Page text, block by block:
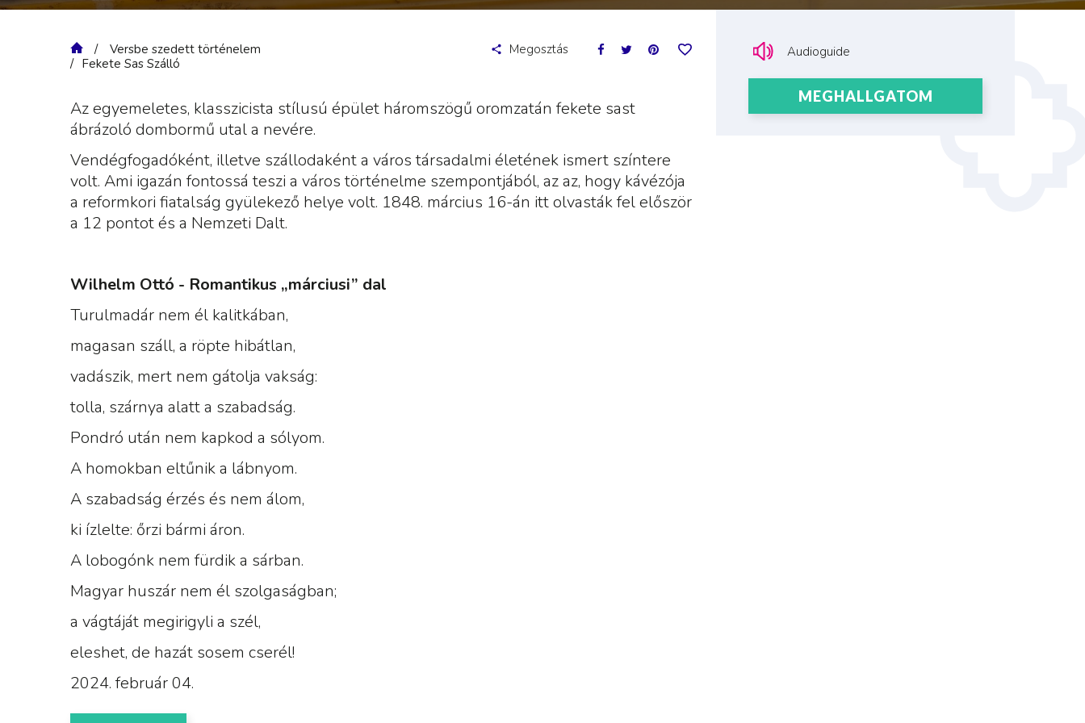
Versbe szedett történelem
Fekete Sas Szálló
Megosztás
Az egyemeletes, klasszicista stílusú épület háromszögű oromzatán fekete sast
ábrázoló dombormű utal a nevére.
Vendégfogadóként, illetve szállodaként a város társadalmi életének ismert színtere
volt. Ami igazán fontossá teszi a város történelme szempontjából, az az, hogy kávézója
a reformkori fiatalság gyülekező helye volt. 1848. március 16-án itt olvasták fel először
a 12 pontot és a Nemzeti Dalt.
Wilhelm Ottó - Romantikus „márciusi” dal
Turulmadár nem él kalitkában,
magasan száll, a röpte hibátlan,
vadászik, mert nem gátolja vakság:
tolla, szárnya alatt a szabadság.
Pondró után nem kapkod a sólyom.
A homokban eltűnik a lábnyom.
A szabadság érzés és nem álom,
ki ízlelte: őrzi bármi áron.
A lobogónk nem fürdik a sárban.
Magyar huszár nem él szolgaságban;
a vágtáját megirigyli a szél,
eleshet, de hazát sosem cserél!
2024. február 04.
Audioguide
MEGHALLGATOM